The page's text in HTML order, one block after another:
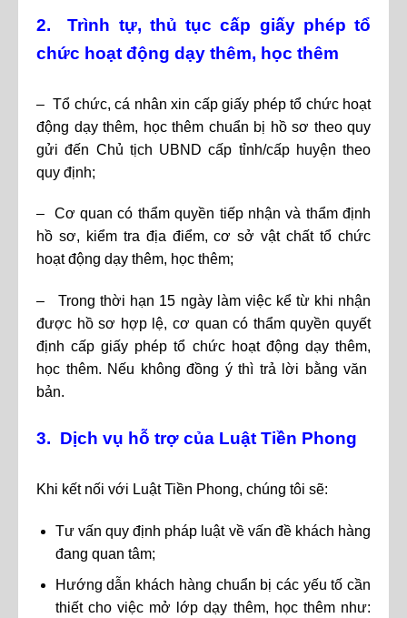
2. Trình tự, thủ tục cấp giấy phép tổ
chức hoạt động dạy thêm, học thêm
– Tổ chức, cá nhân xin cấp giấy phép tổ chức hoạt
động dạy thêm, học thêm chuẩn bị hồ sơ theo quy
gửi đến Chủ tịch UBND cấp tỉnh/cấp huyện theo
quy định;
– Cơ quan có thẩm quyền tiếp nhận và thẩm định
hồ sơ, kiểm tra địa điểm, cơ sở vật chất tổ chức
hoạt động dạy thêm, học thêm;
– Trong thời hạn 15 ngày làm việc kể từ khi nhận
được hồ sơ hợp lệ, cơ quan có thẩm quyền quyết
định cấp giấy phép tổ chức hoạt động dạy thêm,
học thêm. Nếu không đồng ý thì trả lời bằng văn
bản.
3. Dịch vụ hỗ trợ của Luật Tiền Phong
Khi kết nối với Luật Tiền Phong, chúng tôi sẽ:
Tư vấn quy định pháp luật về vấn đề khách hàng
đang quan tâm;
Hướng dẫn khách hàng chuẩn bị các yếu tố cần
thiết cho việc mở lớp dạy thêm, học thêm như: